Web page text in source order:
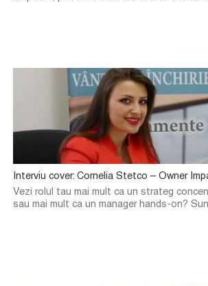
Interviu cover: Cornelia Stetco – Owner
Vezi rolul tau mai mult ca un strateg
sau mai mult ca un manager hands-on?